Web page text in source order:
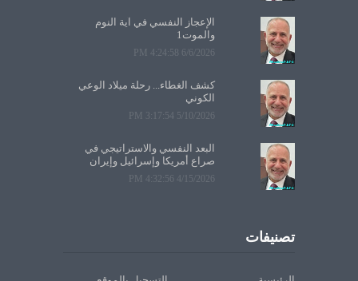
الإعجاز النفسي في آية النوم
والموت1
6/6/2026 4:24:58 PM
كشف الغطاء... رحلة ميلاد الوعي
الكوني
5/10/2026 3:17:54 PM
البعد النفسي والاستراتيجي في
صراع أمريكا وإسرائيل وإيران
4/15/2026 4:32:56 PM
تصنيفات